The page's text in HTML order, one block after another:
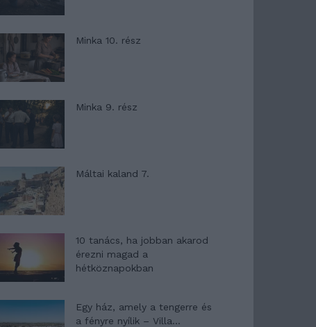
Minka 10. rész
Minka 9. rész
Máltai kaland 7.
10 tanács, ha jobban akarod
érezni magad a
hétköznapokban
Egy ház, amely a tengerre és
a fényre nyílik – Villa...